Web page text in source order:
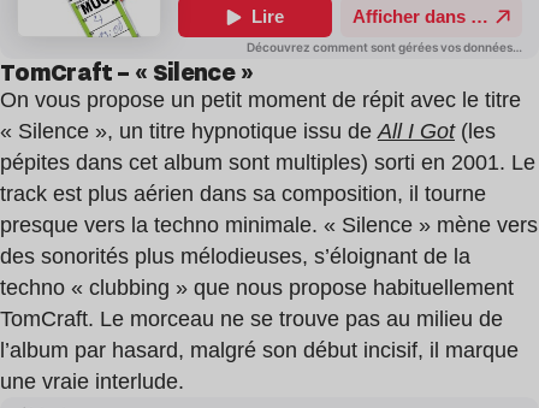
TomCraft – « Silence »
On vous propose un petit moment de répit avec le titre
« Silence », un titre hypnotique issu de All I Got(les
pépites dans cet album sont multiples) sorti en 2001. Le
track est plus aérien dans sa composition, il tourne
presque vers la techno minimale. « Silence » mène vers
des sonorités plus mélodieuses, s’éloignant de la
techno « clubbing » que nous propose habituellement
TomCraft. Le morceau ne se trouve pas au milieu de
l’album par hasard, malgré son début incisif, il marque
une vraie interlude.